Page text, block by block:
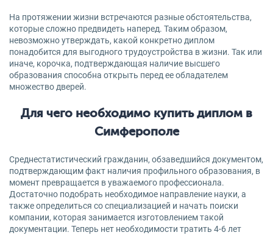
На протяжении жизни встречаются разные обстоятельства,
которые сложно предвидеть наперед. Таким образом,
невозможно утверждать, какой конкретно диплом
понадобится для выгодного трудоустройства в жизни. Так или
иначе, корочка, подтверждающая наличие высшего
образования способна открыть перед ее обладателем
множество дверей.
Для чего необходимо купить диплом в
Симферополе
Среднестатистический гражданин, обзаведшийся документом,
подтверждающим факт наличия профильного образования, в
момент превращается в уважаемого профессионала.
Достаточно подобрать необходимое направление науки, а
также определиться со специализацией и начать поиски
компании, которая занимается изготовлением такой
документации. Теперь нет необходимости тратить 4-6 лет